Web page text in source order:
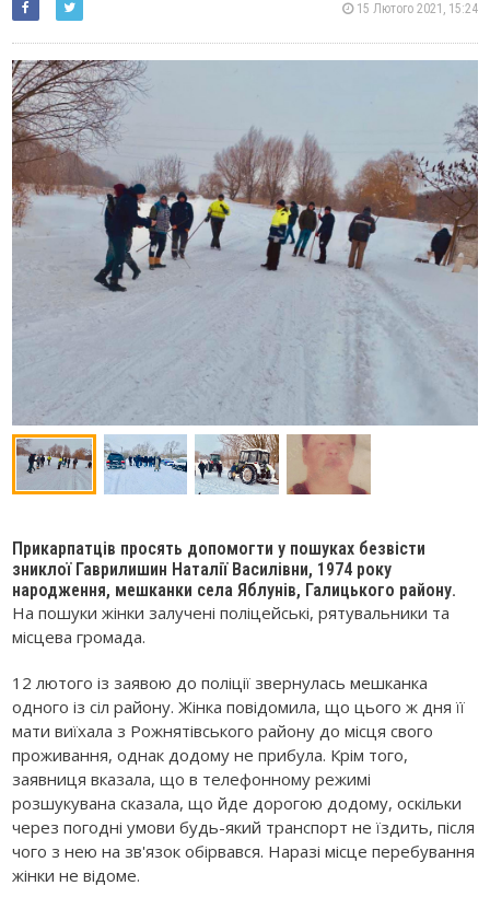
15 Лютого 2021, 15:24
Прикарпатців просять допомогти у пошуках безвісти
зниклої Гаврилишин Наталії Василівни, 1974 року
народження, мешканки села Яблунів, Галицького району.
На пошуки жінки залучені поліцейські, рятувальники та
місцева громада.
12 лютого із заявою до поліції звернулась мешканка
одного із сіл району. Жінка повідомила, що цього ж дня її
мати виїхала з Рожнятівського району до місця свого
проживання, однак додому не прибула. Крім того,
заявниця вказала, що в телефонному режимі
розшукувана сказала, що йде дорогою додому, оскільки
через погодні умови будь-який транспорт не їздить, після
чого з нею на зв'язок обірвався. Наразі місце перебування
жінки не відоме.